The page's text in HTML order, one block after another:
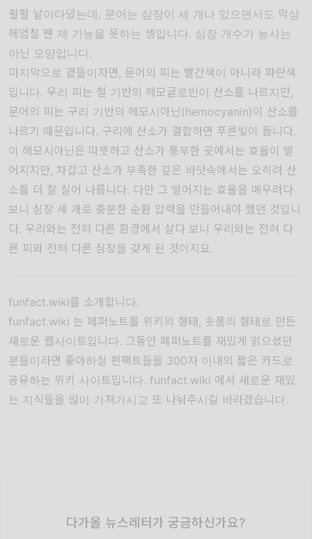
펄펄 날아다녔는데, 문어는 심장이 세 개나 있으면서도 막상
헤엄칠 땐 제 기능을 못하는 셈입니다. 심장 개수가 능사는
아닌 모양입니다.
마지막으로 곁들이자면, 문어의 피는 빨간색이 아니라 파란색
입니다. 우리 피는 철 기반의 헤모글로빈이 산소를 나르지만,
문어의 피는 구리 기반의 헤모시아닌(hemocyanin)이 산소를
나르기 때문입니다. 구리에 산소가 결합하면 푸른빛이 돕니다.
이 헤모시아닌은 따뜻하고 산소가 풍부한 곳에서는 효율이 떨
어지지만, 차갑고 산소가 부족한 깊은 바닷속에서는 오히려 산
소를 더 잘 실어 나릅니다. 다만 그 떨어지는 효율을 메우려다
보니 심장 세 개로 충분한 순환 압력을 만들어내야 했던 것입니
다. 우리와는 전혀 다른 환경에서 살다 보니 우리와는 전혀 다
른 피와 전혀 다른 심장을 갖게 된 것이지요.
funfact.wiki를 소개합니다.
funfact.wiki 는 페퍼노트를 위키의 형태, 숏폼의 형태로 만든
새로운 웹사이트입니다. 그동안 페퍼노트를 재밌게 읽으셨던
분들이라면 좋아하실 펀팩트들을 300자 이내의 짧은 카드로
공유하는 위키 사이트입니다. funfact.wiki 에서 새로운 재밌
는 지식들을 많이 가져가시고 또 나눠주시길 바라겠습니다.
다가올 뉴스레터가 궁금하신가요?